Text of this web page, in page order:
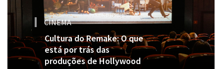
CINEMA
Cultura do Remake: O que
está por trás das
produções de Hollywood